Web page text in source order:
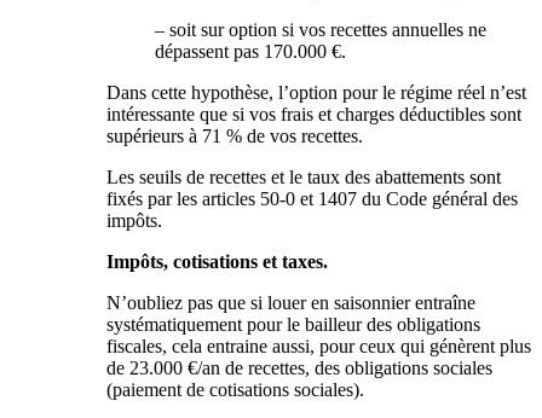
– soit sur option si vos recettes annuelles ne
dépassent pas 170.000 €.
Dans cette hypothèse, l’option pour le régime réel n’est
intéressante que si vos frais et charges déductibles sont
supérieurs à 71 % de vos recettes.
Les seuils de recettes et le taux des abattements sont
fixés par les articles 50-0 et 1407 du Code général des
impôts.
Impôts, cotisations et taxes.
N’oubliez pas que si louer en saisonnier entraîne
systématiquement pour le bailleur des obligations
fiscales, cela entraine aussi, pour ceux qui génèrent plus
de 23.000 €/an de recettes, des obligations sociales
(paiement de cotisations sociales).